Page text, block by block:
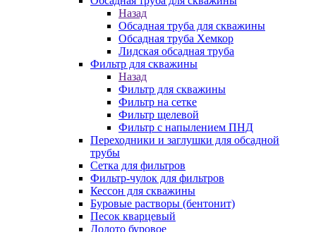
Назад
Обсадная труба для скважины
Обсадная труба Хемкор
Лидская обсадная труба
Фильтр для скважины
Назад
Фильтр для скважины
Фильтр на сетке
Фильтр щелевой
Фильтр с напылением ПНД
Переходники и заглушки для обсадной
трубы
Сетка для фильтров
Фильтр-чулок для фильтров
Кессон для скважины
Буровые растворы (бентонит)
Песок кварцевый
Долото буровое